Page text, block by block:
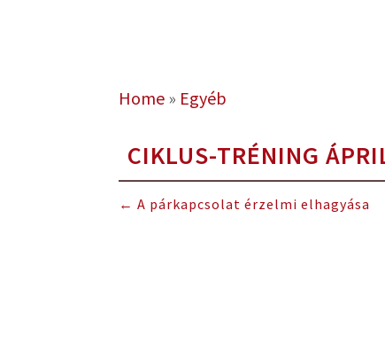
Home » Egyéb
CIKLUS-TRÉNING
←A párkapcsolat érzelmi elhagyása